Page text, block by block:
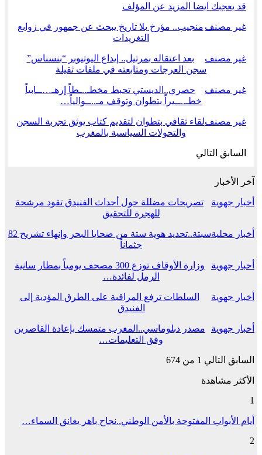
قد يعجبك ايضا المزيد عن المؤلف
غير مصنف منجيب.. مؤرخ بلا تاريخ يبحث عن جمهور في زوابع
التغريدات
غير مصنف
بعد اعتقاله بمرتيل.. إيداع اليوتيوبر “بنسناس”
سجن العرجات ومتابعته في ملفات ثقيلة
غير مصنف
حصري..الديستي تحبط مخطـ..ـطاً إرهـ…ــابياً
خطـ..ــيراً بتطوان وتوقف مـ..ــوالياً…
غير مصنفلقاء ثقافي بتطوان لتقديم كتاب يوثق تجربة السجن
والتحولات السياسية بالمغرب
السابق التالي
آخر الأخبار
أخبار جهوية
تصريحات مضللة حول أحداث الفنيدق تقود مرشحة
للهجرة للتحقيق
أخبار محلية
سبتة..تحديد هوية ستة من ضحايا البحر وإنهاء تشريح 82
جثماناً
أخبار جهوية
وزارة الأوقاف توزع 300 مصحف يومياً بمطار سانية
الرمل لفائدة…
أخبار جهوية
السلطات ترفع المراقبة على الطرق المؤدية إلى
الفنيدق
أخبار جهوية
مصدر دبلوماسي..المغرب متمسك بإعادة القاصرين
وفق التعليمات…
السابق التالي 1 من 674
الأكثر مشاهدة
1
أيام الأبواب المفتوحة بالأمن الوطني..نجاح باهر يعانق السماء…
2